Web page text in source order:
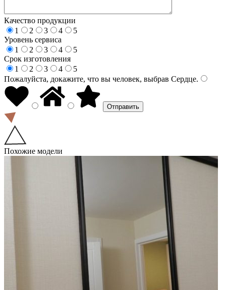
Качество продукции
1
2 3 4
5
Уровень сервиса
1
2 3 4
5
Срок изготовления
1
2 3 4
5
Пожалуйста, докажите, что вы человек, выбрав Сердце.
Похожие модели